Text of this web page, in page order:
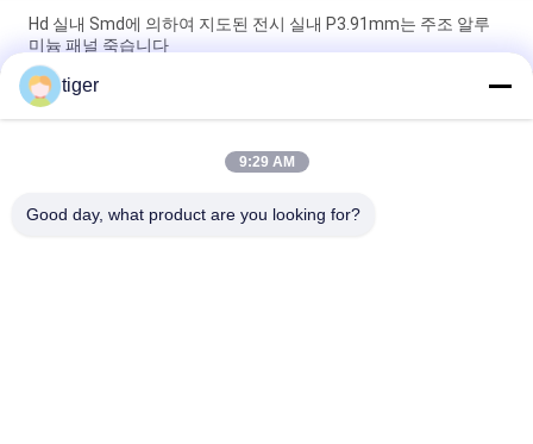
Hd 실내 Smd에 의하여 지도된 전시 실내 P3.91mm는 주조 알루
미늄 패널 죽습니다
내부 매우 얇은 Smd 단계는 4.81mm 화소를 가진 스크린 배경을
지도했습니다
쉬운 P5 알루미늄 Smd에 의하여 지도된 표시판 풀 컬러는 공공 장
tiger
9:29 AM
Good day, what product are you looking for?